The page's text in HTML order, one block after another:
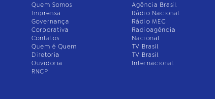
Quem Somos
Imprensa
Governança
Corporativa
Contatos
Quem é Quem
Diretoria
Ouvidoria
RNCP
Agência Brasil
Rádio Nacional
Rádio MEC
Radioagência
Nacional
TV Brasil
TV Brasil
Internacional